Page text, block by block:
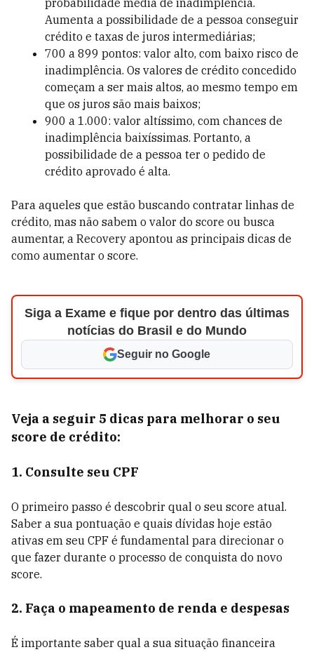
probabilidade média de inadimplência.
Aumenta a possibilidade de a pessoa conseguir
crédito e taxas de juros intermediárias;
700 a 899 pontos: valor alto, com baixo risco de
inadimplência. Os valores de crédito concedido
começam a ser mais altos, ao mesmo tempo em
que os juros são mais baixos;
900 a 1.000: valor altíssimo, com chances de
inadimplência baixíssimas. Portanto, a
possibilidade de a pessoa ter o pedido de
crédito aprovado é alta.
Para aqueles que estão buscando contratar linhas de
crédito, mas não sabem o valor do score ou busca
aumentar, a Recovery apontou as principais dicas de
como aumentar o score.
Siga a Exame e fique por dentro das últimas
notícias do Brasil e do Mundo
Seguir no Google
Veja a seguir 5 dicas para melhorar o seu
score de crédito:
1. Consulte seu CPF
O primeiro passo é descobrir qual o seu score atual.
Saber a sua pontuação e quais dívidas hoje estão
ativas em seu CPF é fundamental para direcionar o
que fazer durante o processo de conquista do novo
score.
2. Faça o mapeamento de renda e despesas
É importante saber qual a sua situação financeira